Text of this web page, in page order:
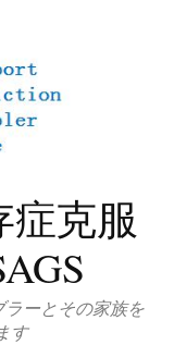
克服
ラーとその家族を
す